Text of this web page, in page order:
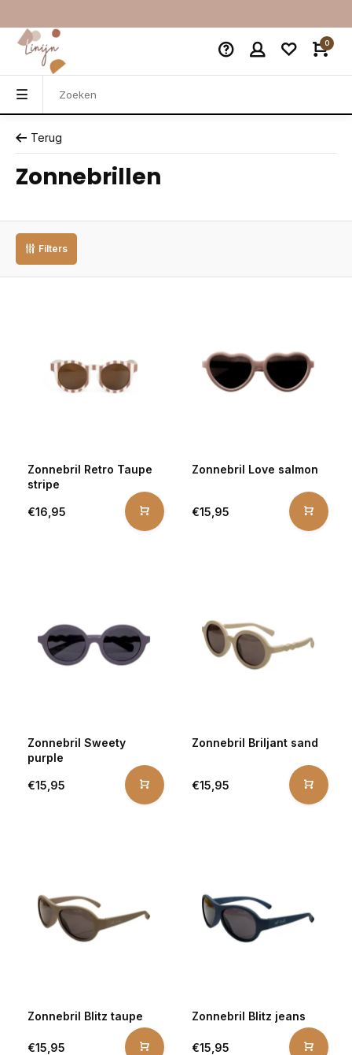
0
Terug
Zonnebrillen
Filters
Zonnebril Retro Taupe
stripe
€16,95
Zonnebril Love salmon
€15,95
Zonnebril Sweety
purple
€15,95
Zonnebril Briljant sand
€15,95
Zonnebril Blitz taupe
€15,95
Zonnebril Blitz jeans
€15,95